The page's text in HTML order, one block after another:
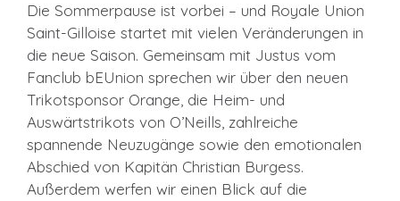
Die Sommerpause ist vorbei – und Royale Union
Saint-Gilloise startet mit vielen Veränderungen in
die neue Saison. Gemeinsam mit Justus vom
Fanclub bEUnion sprechen wir über den neuen
Trikotsponsor Orange, die Heim- und
Auswärtstrikots von O’Neills, zahlreiche
spannende Neuzugänge sowie den emotionalen
Abschied von Kapitän Christian Burgess.
Außerdem werfen wir einen Blick auf die